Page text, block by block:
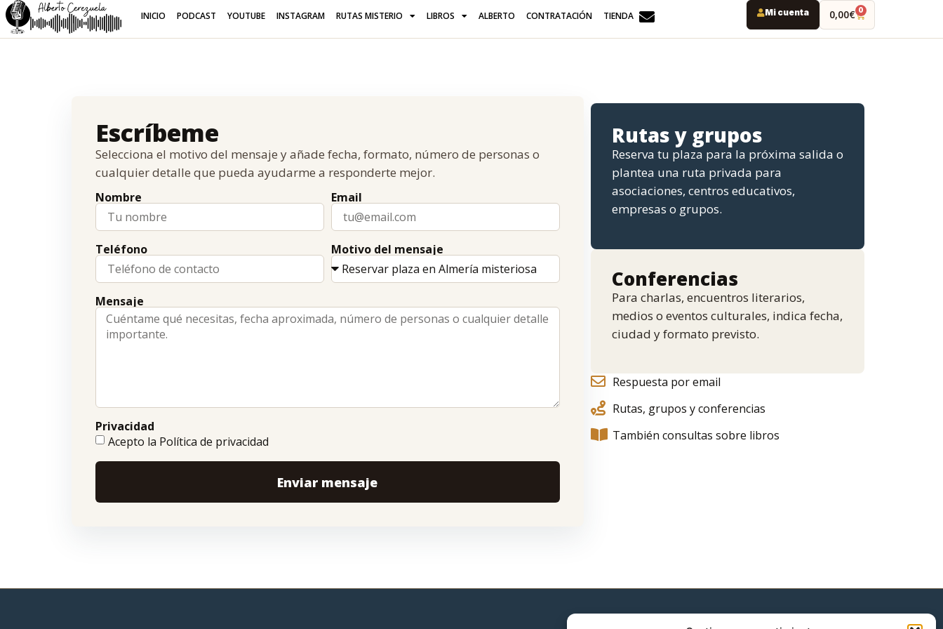
INICIO PODCAST YOUTUBE INSTAGRAM RUTAS MISTERIO LIBROS ALBERTO CONTRATACIÓN TIENDA Mi cuenta 0,00€ 0
Escríbeme
Selecciona el motivo del mensaje y añade fecha, formato, número de personas o
cualquier detalle que pueda ayudarme a responderte mejor.
Nombre Email
Teléfono Motivo del mensaje
Mensaje
Privacidad
Acepto la Política de privacidad
Enviar mensaje
Rutas y grupos
Reserva tu plaza para la próxima salida o
plantea una ruta privada para
asociaciones, centros educativos,
empresas o grupos.
Conferencias
Para charlas, encuentros literarios,
medios o eventos culturales, indica fecha,
ciudad y formato previsto.
Respuesta por email
Rutas, grupos y conferencias
También consultas sobre libros